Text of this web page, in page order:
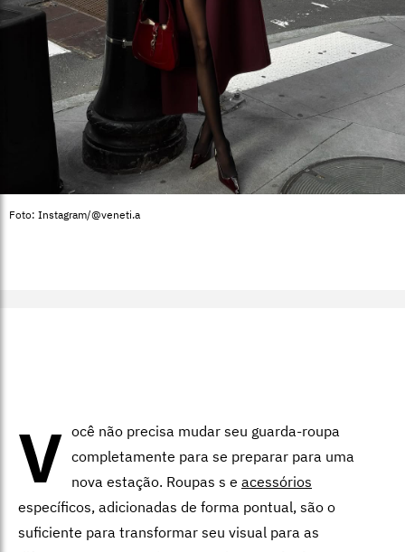
Foto: Instagram/@veneti.a
V ocê não precisa mudar seu guarda-roupa
completamente para se preparar para uma
nova estação. Roupas s e acessórios
específicos, adicionadas de forma pontual, são o
suficiente para transformar seu visual para as